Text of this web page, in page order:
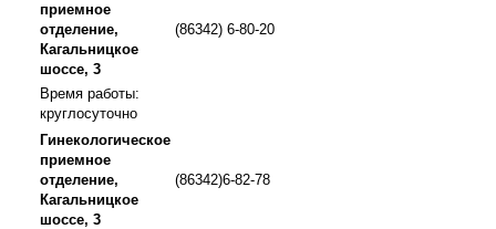
приемное
отделение,
Кагальницкое
шоссе, 3
(86342) 6-80-20
Время работы:
круглосуточно
Гинекологическое
приемное
отделение,
Кагальницкое
шоссе, 3
(86342)6-82-78